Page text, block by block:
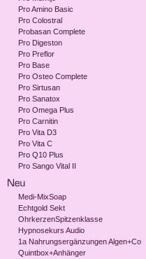
Pro Amino Basic
Pro Colostral
Probasan Complete
Pro Digeston
Pro Preflor
Pro Base
Pro Osteo Complete
Pro Sirtusan
Pro Sanatox
Pro Omega Plus
Pro Carnitin
Pro Vita D3
Pro Vita C
Pro Q10 Plus
Pro Sango Vital II
Medi-MixSoap
Echtgold Sekt
OhrkerzenSpitzenklasse
Hypnosekurs Audio
1a Nahrungsergänzungen Algen+Co
Quintbox+Anhänger